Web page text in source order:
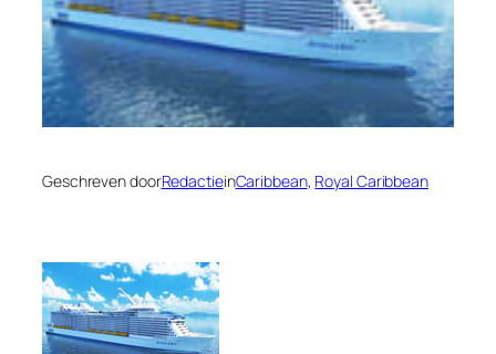
Geschreven doorRedactieinCaribbean, Royal Caribbean